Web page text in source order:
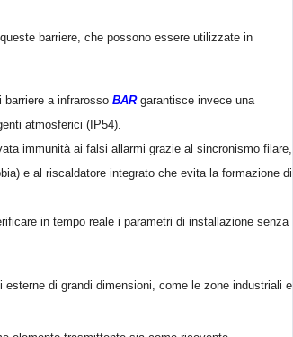
barriere, che possono essere utilizzate in
barriere a infrarosso BARgarantisce invece una
atmosferici (IP54).
immunità ai falsi allarmi grazie al sincronismo filare,
e al riscaldatore integrato che evita la formazione di
in tempo reale i parametri di installazione senza
di grandi dimensioni, come le zone industriali e